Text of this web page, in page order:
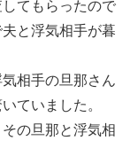
てもらったので
と浮気相手が暮
相手の旦那さん
ていました。
の旦那と浮気相